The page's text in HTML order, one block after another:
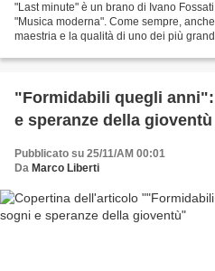
"Last minute" è un brano di Ivano
"Musica moderna". Come sempre,
maestria e la qualità di uno dei più
"Formidabili quegli
e speranze della gioventù
Pubblicato su 25/11/AM 00:01
Da Marco Liberti